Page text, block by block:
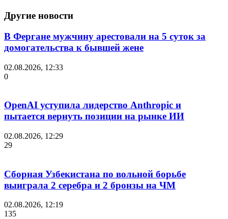
Другие новости
В Фергане мужчину арестовали на 5 суток за
домогательства к бывшей жене
02.08.2026, 12:33
0
OpenAI уступила лидерство Anthropic и
пытается вернуть позиции на рынке ИИ
02.08.2026, 12:29
29
Сборная Узбекистана по вольной борьбе
выиграла 2 серебра и 2 бронзы на ЧМ
02.08.2026, 12:19
135